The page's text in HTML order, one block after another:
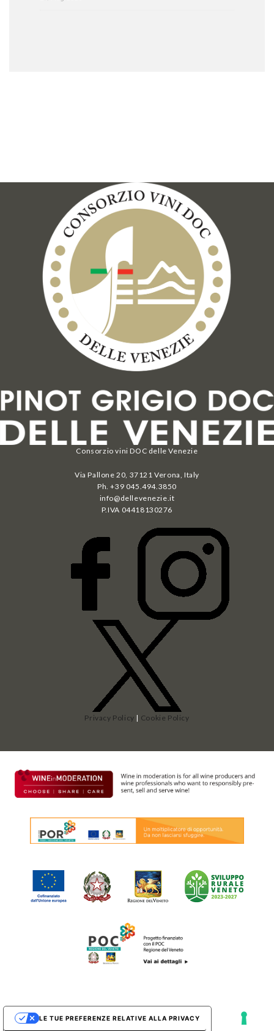
Consorzio vini DOC delle Venezie
Via Pallone 20, 37121 Verona, Italy
Ph. +39 045.494.3850
info@dellevenezie.it
P.IVA 04418130276
Privacy Policy | Cookie Policy
LE TUE PREFERENZE RELATIVE ALLA PRIVACY